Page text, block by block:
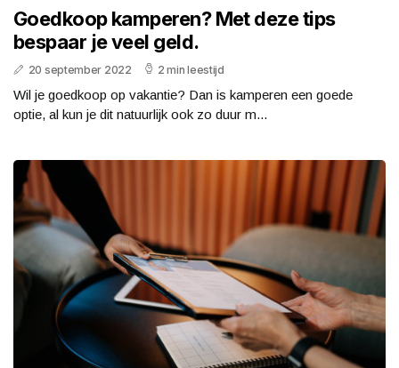
Goedkoop kamperen? Met deze tips
bespaar je veel geld.
20 september 2022 2 min leestijd
Wil je goedkoop op vakantie? Dan is kamperen een goede
optie, al kun je dit natuurlijk ook zo duur m...